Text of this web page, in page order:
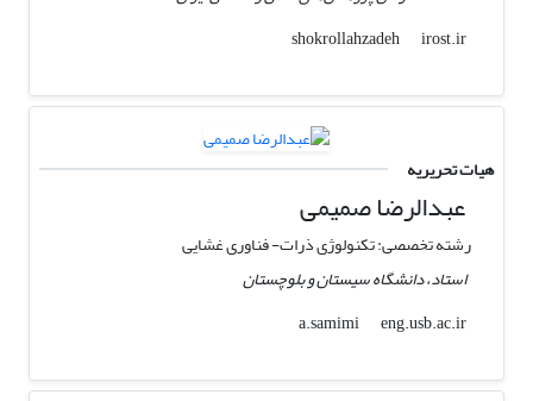
shokrollahzadeh
irost.ir
هیات تحریریه
عبدالرضا صمیمی
رشته تخصصی: تکنولوژی ذرات- فناوری غشایی
استاد، دانشگاه سیستان و بلوچستان
a.samimi
eng.usb.ac.ir